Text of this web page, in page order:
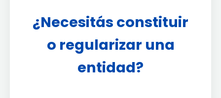
¿Necesitás constituir
o regularizar una
entidad?